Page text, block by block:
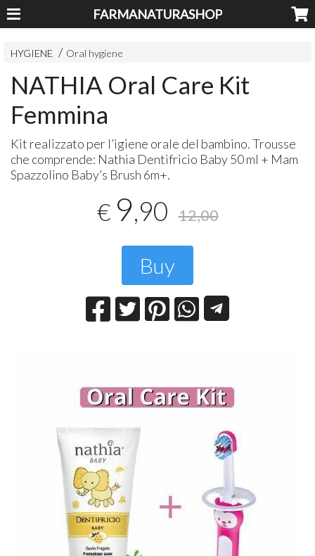
FARMANATURASHOP
HYGIENE Oral hygiene
NATHIA Oral Care Kit
Femmina
Kit realizzato per l’igiene orale del bambino. Trousse
che comprende: Nathia Dentifricio Baby 50 ml + Mam
Spazzolino Baby’s Brush 6m+.
€ 9,90 12,00
Buy